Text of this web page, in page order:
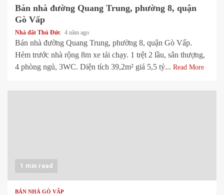
Bán nhà đường Quang Trung, phường 8, quận
Gò Vấp
Nhà đất Thủ Đức 4 năm ago
Bán nhà đường Quang Trung, phường 8, quận Gò Vấp.
Hẻm trước nhà rộng 8m xe tải chạy. 1 trệt 2 lầu, sân thượng,
4 phòng ngủ, 3WC. Diện tích 39,2m² giá 5,5 tỷ... Read More
1 min read
BÁN NHÀ GÒ VẤP